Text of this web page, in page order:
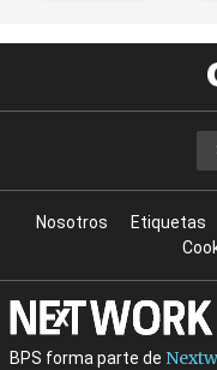
Nosotros Etiquetas
BPS forma parte de